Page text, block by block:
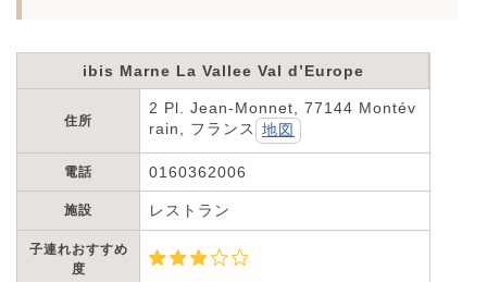
ibis Marne La Vallee Val d’Europe
住所
2 Pl. Jean-Monnet, 77144 Montév
rain, フランス 地図
電話 0160362006
施設 レストラン
子連れおすすめ
度
ホーム